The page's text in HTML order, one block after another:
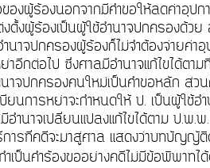
องผู้ร้องนอกจากมีคำขอให้ลดค่าอุป
งตั้งผู้ร้องเป็นผู้ใช้อำนาจปกครองด้ว
นาจปกครองผู้ร้องก็ไม่จำต้องจ่ายค่า
าอีกต่อไป ซึ่งศาลมีอำนาจแก้ไขได้ต
าจปกครองคนใหม่เป็นคำขอหลัก ส่ว
ยนการหย่าจะกำหนดให้ ป. เป็นผู้ใช้
อำนาจเปลี่ยนแปลงแก้ไขได้ตาม ป.
ารที่คดีจะมาสู่ศาล แสดงว่าบทบัญญัติ
เป็นคำร้องขออย่างคดีไม่มีข้อพิพาทไ